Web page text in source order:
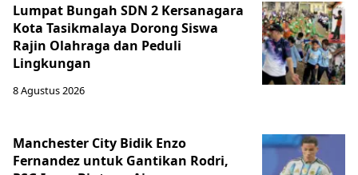
Lumpat Bungah SDN 2 Kersanagara
Kota Tasikmalaya Dorong Siswa
Rajin Olahraga dan Peduli
Lingkungan
8 Agustus 2026
Manchester City Bidik Enzo
Fernandez untuk Gantikan Rodri,